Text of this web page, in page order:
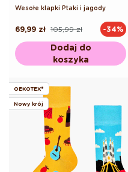
Wesołe klapki Ptaki i jagody
Cena
105,99 zł
Cena
69,99 zł -34%
Dodaj do
koszyka
OEKOTEX®
Nowy krój